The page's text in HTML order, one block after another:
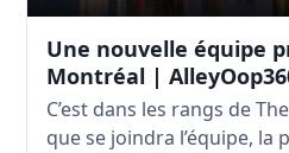
Une nouvelle équipe
Montréal |
C’est dans les rangs de
que se joindra l’équipe, la